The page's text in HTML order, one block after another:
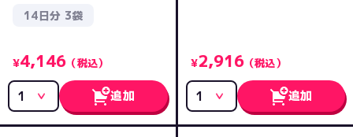
14日分 3袋
¥4,146 （税込）
追加
¥2,916（税込）
追加